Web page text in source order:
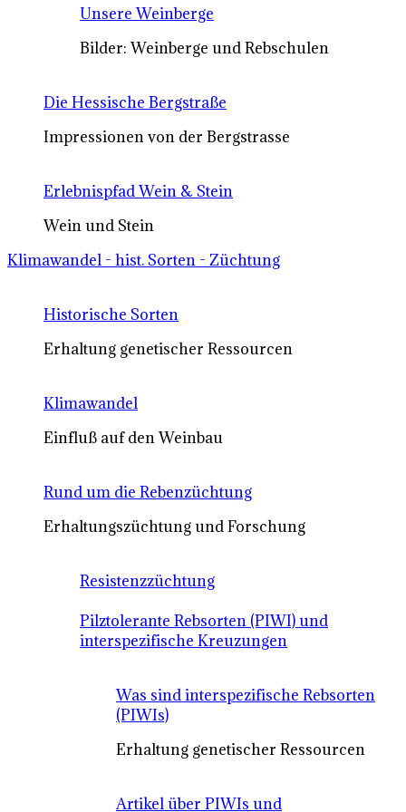
Unsere Weinberge
Bilder: Weinberge und Rebschulen
Die Hessische Bergstraße
Impressionen von der Bergstrasse
Erlebnispfad Wein & Stein
Wein und Stein
Klimawandel - hist. Sorten - Züchtung
Historische Sorten
Erhaltung genetischer Ressourcen
Klimawandel
Einfluß auf den Weinbau
Rund um die Rebenzüchtung
Erhaltungszüchtung und Forschung
Resistenzzüchtung
Pilztolerante Rebsorten (PIWI) und
interspezifische Kreuzungen
Was sind interspezifische Rebsorten
(PIWIs)
Erhaltung genetischer Ressourcen
Artikel über PIWIs und